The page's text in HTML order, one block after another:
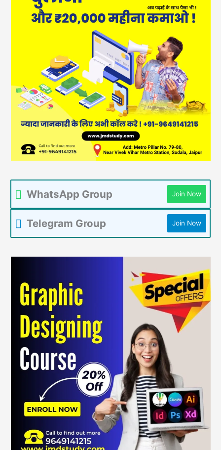
WhatsApp Group Join Now
Telegram Group Join Now